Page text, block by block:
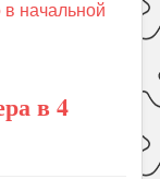
начальной
в 4